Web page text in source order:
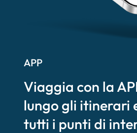
APP
Viaggia con la
lungo gli itinerari
tutti i punti di